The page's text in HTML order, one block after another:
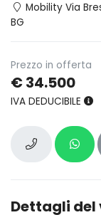
Mobility Via
BG
Prezzo in offerta
€ 34.500
IVA DEDUCIBILE
Dettagli del